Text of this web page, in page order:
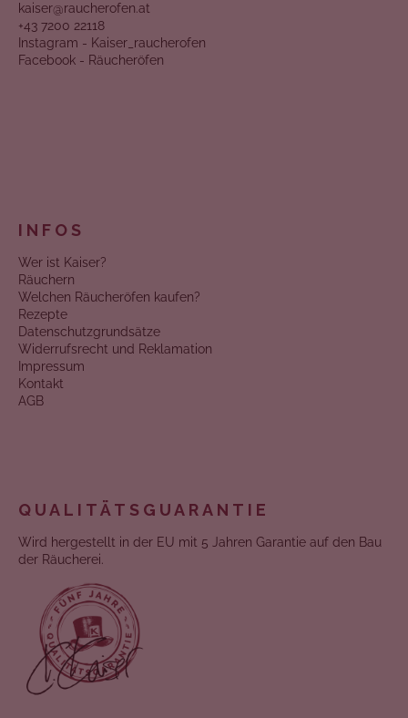
kaiser@raucherofen.at
+43 7200 22118
Instagram - Kaiser_raucherofen
Facebook - Räucheröfen
INFOS
Wer ist Kaiser?
Räuchern
Welchen Räucheröfen kaufen?
Rezepte
Datenschutzgrundsätze
Widerrufsrecht und Reklamation
Impressum
Kontakt
AGB
QUALITÄTSGUARANTIE
Wird hergestellt in der EU mit 5 Jahren Garantie auf den Bau
der Räucherei.